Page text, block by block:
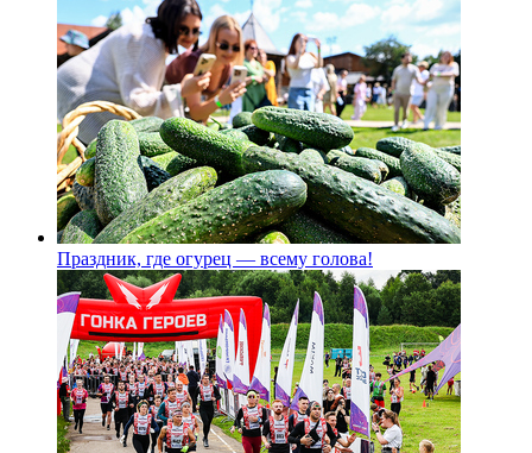
Праздник, где огурец — всему голова!